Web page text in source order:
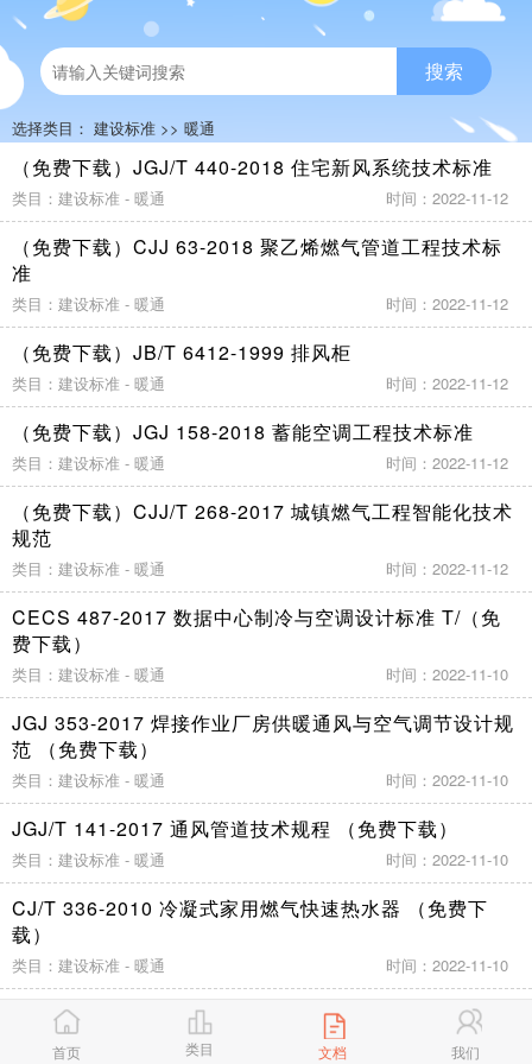
搜索
选择类目： 建设标准 >> 暖通
（免费下载）JGJ/T 440-2018 住宅新风系统技术标准
类目：建设标准 - 暖通 时间：2022-11-12
（免费下载）CJJ 63-2018 聚乙烯燃气管道工程技术标
准
类目：建设标准 - 暖通 时间：2022-11-12
（免费下载）JB/T 6412-1999 排风柜
类目：建设标准 - 暖通 时间：2022-11-12
（免费下载）JGJ 158-2018 蓄能空调工程技术标准
类目：建设标准 - 暖通 时间：2022-11-12
（免费下载）CJJ/T 268-2017 城镇燃气工程智能化技术
规范
类目：建设标准 - 暖通 时间：2022-11-12
CECS 487-2017 数据中心制冷与空调设计标准 T/（免
费下载）
类目：建设标准 - 暖通 时间：2022-11-10
JGJ 353-2017 焊接作业厂房供暖通风与空气调节设计规
范 （免费下载）
类目：建设标准 - 暖通 时间：2022-11-10
JGJ/T 141-2017 通风管道技术规程 （免费下载）
类目：建设标准 - 暖通 时间：2022-11-10
CJ/T 336-2010 冷凝式家用燃气快速热水器 （免费下
载）
类目：建设标准 - 暖通 时间：2022-11-10
AQ 2013.2-2008 金属非金属地下矿山通风技术规范 局
部通风 （免费下载）
首页 类目 文档 我们